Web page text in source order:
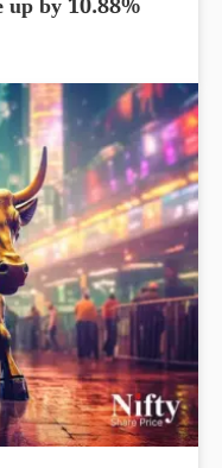
up by 10.88%